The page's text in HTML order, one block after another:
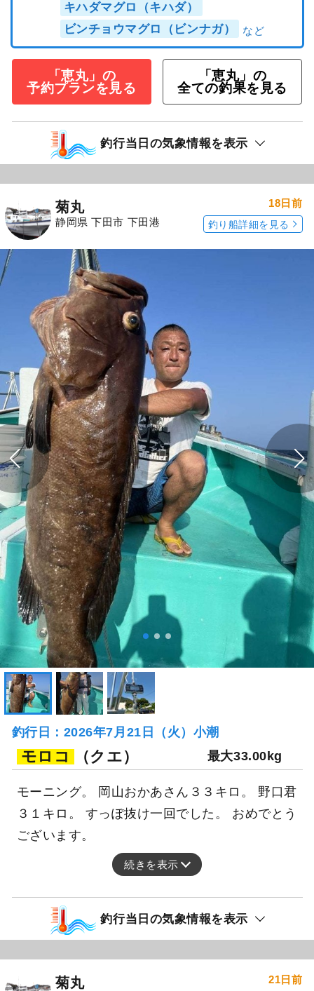
キハダマグロ（キハダ）
ビンチョウマグロ（ビンナガ）
「恵丸」の
予約プランを見る
「恵丸」の
全ての釣果を見る
釣行当日の気象情報を表示
菊丸
静岡県 下田市 下田港
18日前
釣り船詳細を見る
釣行日：2026年7月21日（火）小潮
モロコ （クエ） 最大33.00kg
モーニング。 岡山おかあさん３３キロ。 野口君
３１キロ。 すっぽ抜け一回でした。 おめでとう
ございます。
続きを表示
釣行当日の気象情報を表示
菊丸 21日前